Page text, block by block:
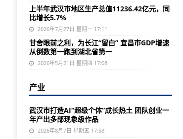
上半年武汉市地区生产总值11236.42亿元，同
比增长5.7%
2026年7月27日 星期一 17:11
甘舍眼前之利，为长江“留白” 宜昌市GDP增速
从倒数第一跑到湖北省第一
2026年5月21日 星期四 17:08
产业
武汉市打造AI“超级个体”成长热土 团队创业一
年产出多部现象级作品
2026年8月7日 星期五 17:58